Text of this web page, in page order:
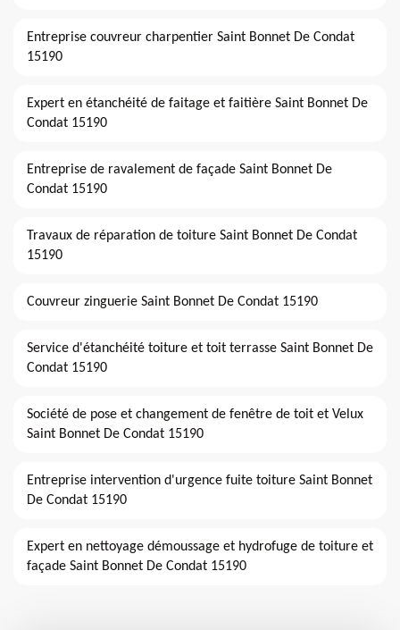
Entreprise couvreur charpentier Saint Bonnet De Condat
15190
Expert en étanchéité de faitage et faitière Saint Bonnet De
Condat 15190
Entreprise de ravalement de façade Saint Bonnet De
Condat 15190
Travaux de réparation de toiture Saint Bonnet De Condat
15190
Couvreur zinguerie Saint Bonnet De Condat 15190
Service d'étanchéité toiture et toit terrasse Saint Bonnet De
Condat 15190
Société de pose et changement de fenêtre de toit et Velux
Saint Bonnet De Condat 15190
Entreprise intervention d'urgence fuite toiture Saint Bonnet
De Condat 15190
Expert en nettoyage démoussage et hydrofuge de toiture et
façade Saint Bonnet De Condat 15190